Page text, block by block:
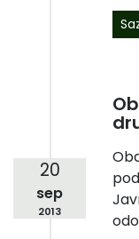
20
sep
2013